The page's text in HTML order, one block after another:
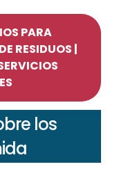
PARA
RESIDUOS |
los